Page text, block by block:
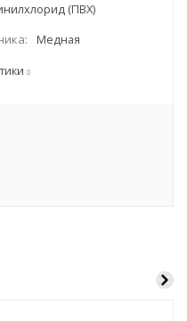
(ПВХ)
Медная